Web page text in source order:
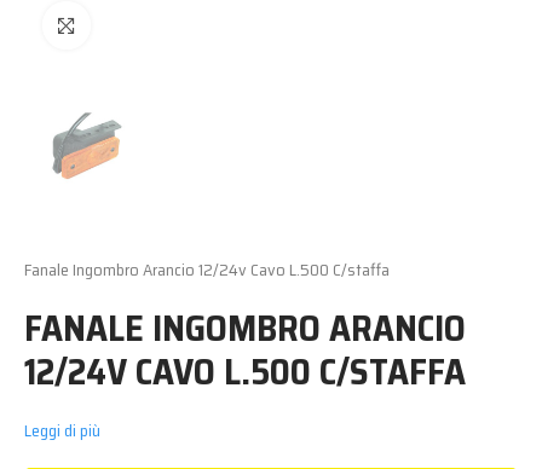
Fanale Ingombro Arancio 12/24v Cavo L.500 C/staffa
FANALE INGOMBRO ARANCIO
12/24V CAVO L.500 C/STAFFA
Leggi di più